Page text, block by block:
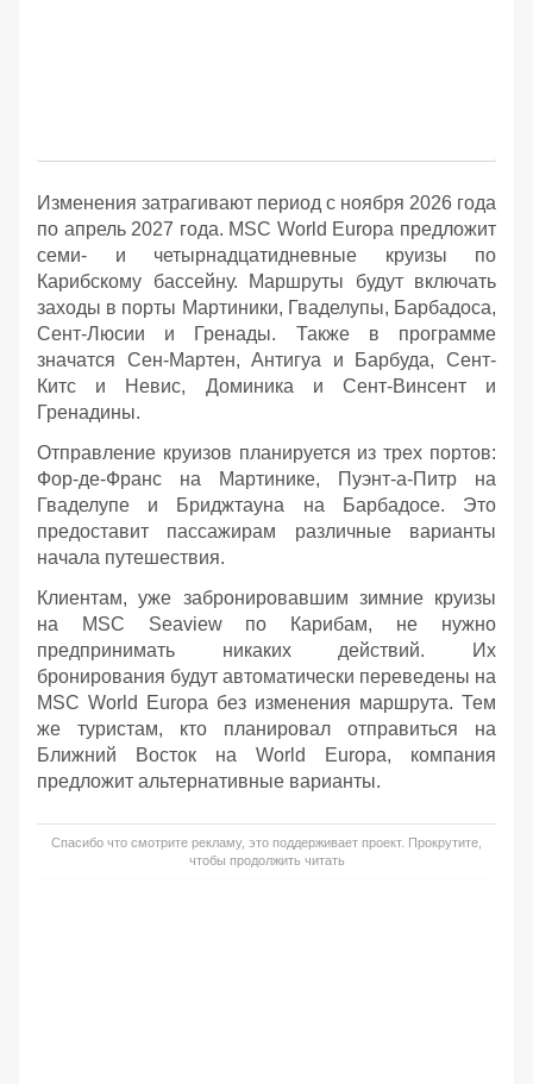
Изменения затрагивают период с ноября 2026 года
по апрель 2027 года. MSC World Europa предложит
семи- и четырнадцатидневные круизы по
Карибскому бассейну. Маршруты будут включать
заходы в порты Мартиники, Гваделупы, Барбадоса,
Сент-Люсии и Гренады. Также в программе
значатся Сен-Мартен, Антигуа и Барбуда, Сент-
Китс и Невис, Доминика и Сент-Винсент и
Гренадины.
Отправление круизов планируется из трех портов:
Фор-де-Франс на Мартинике, Пуэнт-а-Питр на
Гваделупе и Бриджтауна на Барбадосе. Это
предоставит пассажирам различные варианты
начала путешествия.
Клиентам, уже забронировавшим зимние круизы
на MSC Seaview по Карибам, не нужно
предпринимать никаких действий. Их
бронирования будут автоматически переведены на
MSC World Europa без изменения маршрута. Тем
же туристам, кто планировал отправиться на
Ближний Восток на World Europa, компания
предложит альтернативные варианты.
Спасибо что смотрите рекламу, это поддерживает проект. Прокрутите,
чтобы продолжить читать